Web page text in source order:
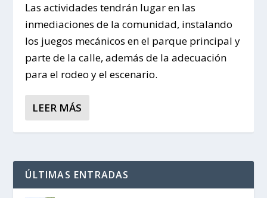
Las actividades tendrán lugar en las
inmediaciones de la comunidad, instalando
los juegos mecánicos en el parque principal y
parte de la calle, además de la adecuación
para el rodeo y el escenario.
LEER MÁS
ÚLTIMAS ENTRADAS